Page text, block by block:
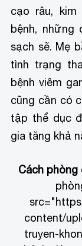
cạo râu,
bệnh, những
sạch sẽ. Mẹ
tình trạng
bệnh viêm
cũng cần có
tập thể dục
gia tăng khả
Cách phòng
content/
truyen-